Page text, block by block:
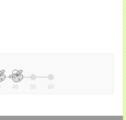
40 50 60